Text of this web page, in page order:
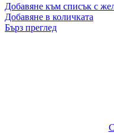
Добавяне към списък с
Добавяне в количката
Бърз преглед